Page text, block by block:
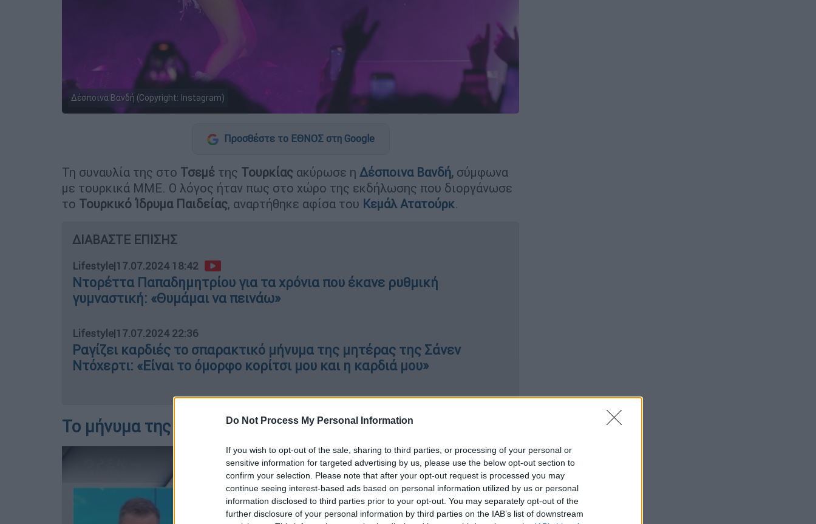
Do Not Process My Personal Information
If you wish to opt-out of the sale, sharing to third parties, or processing of your personal or
sensitive information for targeted advertising by us, please use the below opt-out section to
confirm your selection. Please note that after your opt-out request is processed you may
continue seeing interest-based ads based on personal information utilized by us or personal
information disclosed to third parties prior to your opt-out. You may separately opt-out of the
further disclosure of your personal information by third parties on the IAB’s list of downstream
Δέσποινα Βανδή (Copyright: Instagram)
Προσθέστε το ΕΘΝΟΣ στη Google
Τη συναυλία της στο Τσεμέ της Τουρκίας ακύρωσε η Δέσποινα Βανδή, σύμφωνα
με τουρκικά ΜΜΕ. Ο λόγος ήταν πως στο χώρο της εκδήλωσης που διοργάνωσε
το Τουρκικό Ίδρυμα Παιδείας, αναρτήθηκε αφίσα του Κεμάλ Ατατούρκ.
ΔΙΑΒΑΣΤΕ ΕΠΙΣΗΣ
Lifestyle|17.07.2024 18:42
Ντορέττα Παπαδημητρίου για τα χρόνια που έκανε ρυθμική
γυμναστική: «Θυμάμαι να πεινάω»
Lifestyle|17.07.2024 22:36
Ραγίζει καρδιές το σπαρακτικό μήνυμα της μητέρας της Σάνεν
Ντόχερτι: «Είναι το όμορφο κορίτσι μου και η καρδιά μου»
Το μήνυμα της Δέσποινας Βανδή